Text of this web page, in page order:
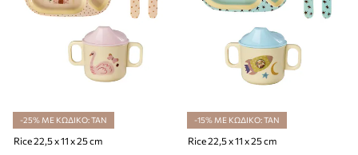
-25% ΜΕ ΚΩΔΙΚΟ: TAN
Rice 22,5 x 11 x 25 cm
-15% ΜΕ ΚΩΔΙΚΟ: TAN
Rice 22,5 x 11 x 25 cm